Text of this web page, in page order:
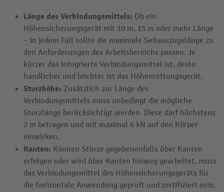
Länge des Verbindungsmittels: Ob ein
Höhensicherungsgerät mit 10 m, 15 m oder mehr Länge
– in jedem Fall sollte die maximale Seilauszugslänge zu
den Anforderungen des Arbeitsbereichs passen. Je
kürzer das integrierte Verbindungsmittel ist, desto
handlicher und leichter ist das Höhenrettungsgerät.
Sturzhöhe: Zusätzlich zur Länge des
Verbindungsmittels muss unbedingt die mögliche
Sturzlänge berücksichtigt werden. Diese darf höchstens
2 m betragen und mit maximal 6 kN auf den Körper
einwirken.
Kanten: Können Stürze gegebenenfalls über Kanten
erfolgen oder wird über Kanten hinweg gearbeitet, muss
das Verbindungsmittel des Höhensicherungsgeräts für
die horizontale Anwendung geprüft und zertifiziert sein.